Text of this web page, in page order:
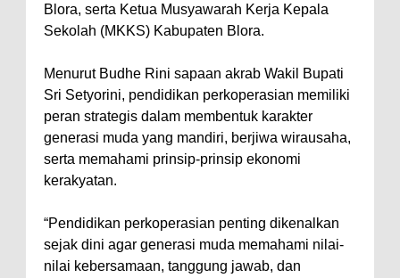
Blora, serta Ketua Musyawarah Kerja Kepala
Sekolah (MKKS) Kabupaten Blora.
Menurut Budhe Rini sapaan akrab Wakil Bupati
Sri Setyorini, pendidikan perkoperasian memiliki
peran strategis dalam membentuk karakter
generasi muda yang mandiri, berjiwa wirausaha,
serta memahami prinsip-prinsip ekonomi
kerakyatan.
“Pendidikan perkoperasian penting dikenalkan
sejak dini agar generasi muda memahami nilai-
nilai kebersamaan, tanggung jawab, dan